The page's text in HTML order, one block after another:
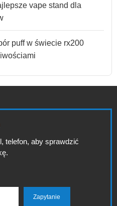
vape stand dla
puff w świecie rx200
telefon, aby sprawdzić